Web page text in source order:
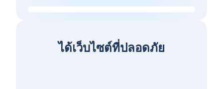
ได้เว็บไซต์ที่ปลอดภัย